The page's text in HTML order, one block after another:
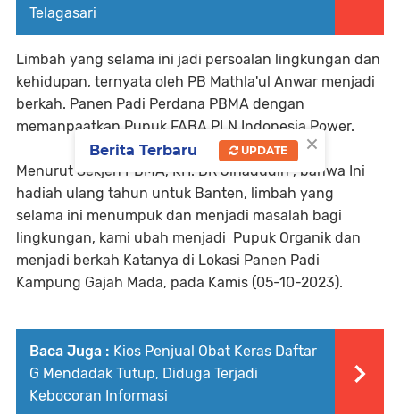
Telagasari
Limbah yang selama ini jadi persoalan lingkungan dan
kehidupan, ternyata oleh PB Mathla'ul Anwar menjadi
berkah. Panen Padi Perdana PBMA dengan
memanpaatkan Pupuk FABA PLN Indonesia Power.
Menurut Sekjen PBMA, KH. DR Jihadudin , bahwa Ini
hadiah ulang tahun untuk Banten, limbah yang
selama ini menumpuk dan menjadi masalah bagi
lingkungan, kami ubah menjadi Pupuk Organik dan
menjadi berkah Katanya di Lokasi Panen Padi
Kampung Gajah Mada, pada Kamis (05-10-2023).
Baca Juga : Kios Penjual Obat Keras Daftar
G Mendadak Tutup, Diduga Terjadi
Kebocoran Informasi
×
Berita Terbaru UPDATE